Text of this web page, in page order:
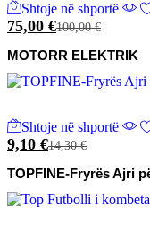
Shtoje në shportë
75,00 €100,00€
MOTORR ELEKTRIK
Shtoje në shportë
9,10 €14,30€
TOPFINE-Fryrës Ajri